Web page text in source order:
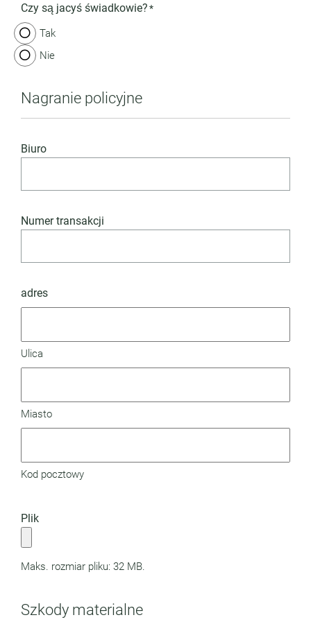
Czy są jacyś świadkowie?*
Tak
Nie
Nagranie policyjne
Biuro
Numer transakcji
adres
Ulica
Miasto
Kod pocztowy
Plik
Maks. rozmiar pliku: 32 MB.
Szkody materialne